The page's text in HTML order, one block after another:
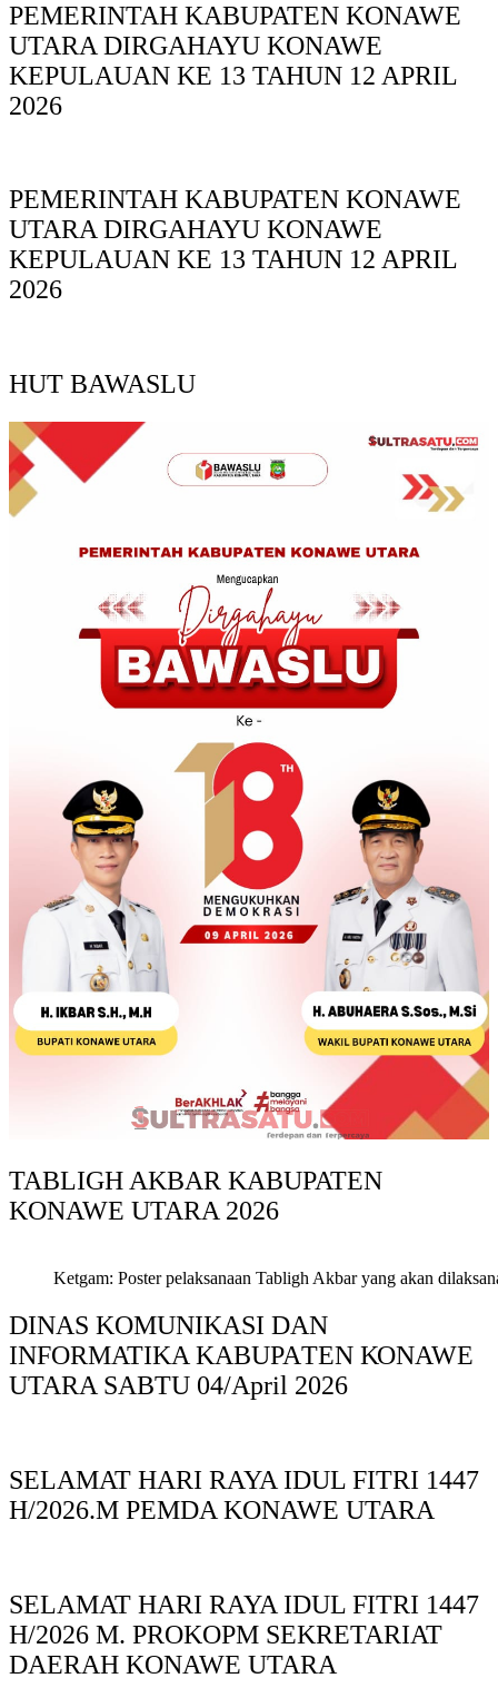
PEMERINTAH KABUPATEN KONAWE
UTARA DIRGAHAYU KONAWE
KEPULAUAN KE 13 TAHUN 12 APRIL
2026
PEMERINTAH KABUPATEN KONAWE
UTARA DIRGAHAYU KONAWE
KEPULAUAN KE 13 TAHUN 12 APRIL
2026
HUT BAWASLU
TABLIGH AKBAR KABUPATEN
KONAWE UTARA 2026
Ketgam: Poster pelaksanaan Tabligh Akbar yang akan
DINAS KOMUNIKASI DAN
INFORMATIKA KABUPAΤΕΝ ΚΟNAWE
UTARA SABTU 04/April 2026
SELAMAT HARI RAYA IDUL FITRI 1447
H/2026.M PEMDA KONAWE UTARA
SELAMAT HARI RAYA IDUL FITRI 1447
H/2026 M. PROKOPM SEKRETARIAT
DAERAH KONAWE UTARA